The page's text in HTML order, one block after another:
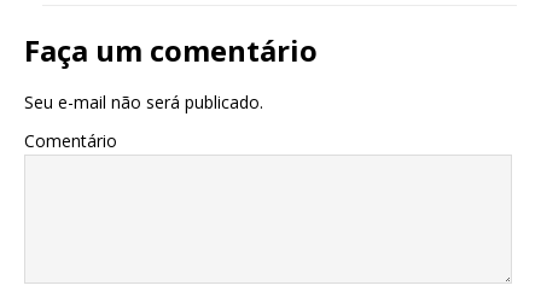
Faça um comentário
Seu e-mail não será publicado.
Comentário